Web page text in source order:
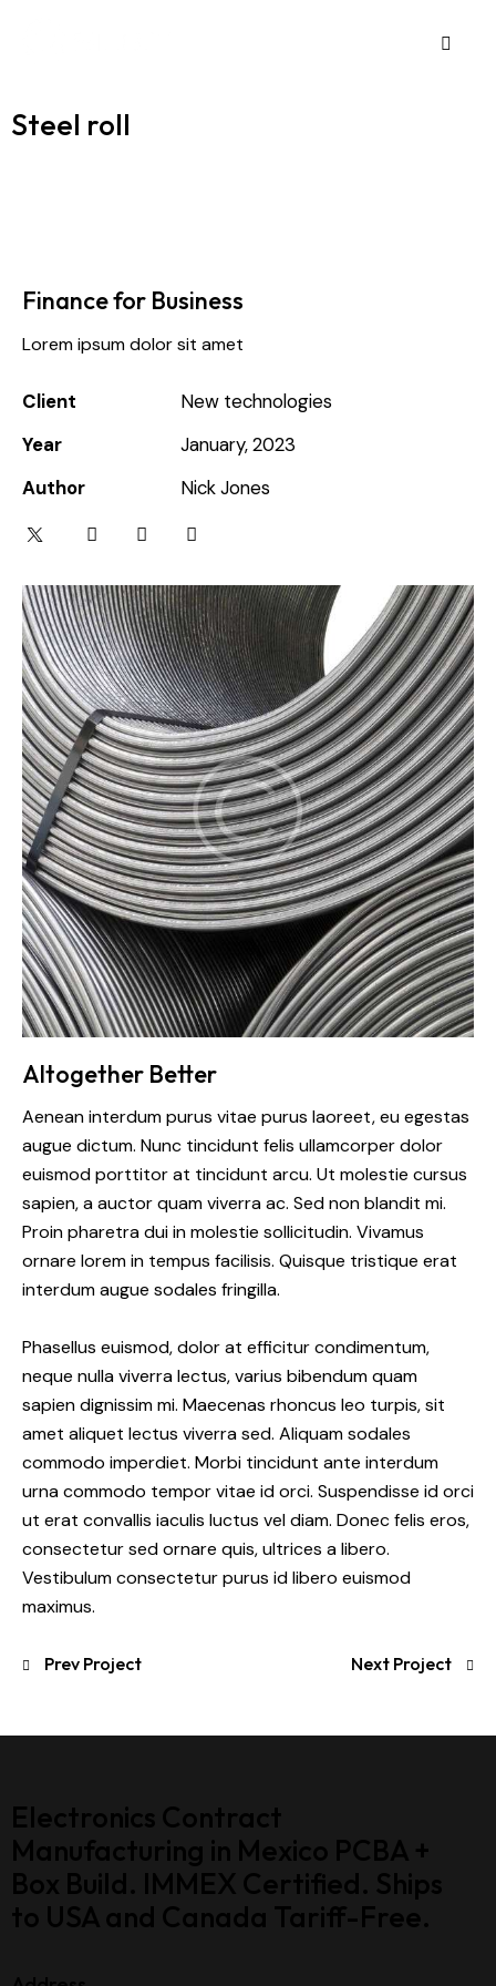
Steel roll
Finance for Business
Lorem ipsum dolor sit amet
Client
New technologies
Year
January, 2023
Author
Nick Jones
Altogether Better
Aenean interdum purus vitae purus laoreet, eu egestas
augue dictum. Nunc tincidunt felis ullamcorper dolor
euismod porttitor at tincidunt arcu. Ut molestie cursus
sapien, a auctor quam viverra ac. Sed non blandit mi.
Proin pharetra dui in molestie sollicitudin. Vivamus
ornare lorem in tempus facilisis. Quisque tristique erat
interdum augue sodales fringilla.
Phasellus euismod, dolor at efficitur condimentum,
neque nulla viverra lectus, varius bibendum quam
sapien dignissim mi. Maecenas rhoncus leo turpis, sit
amet aliquet lectus viverra sed. Aliquam sodales
commodo imperdiet. Morbi tincidunt ante interdum
urna commodo tempor vitae id orci. Suspendisse id orci
ut erat convallis iaculis luctus vel diam. Donec felis eros,
consectetur sed ornare quis, ultrices a libero.
Vestibulum consectetur purus id libero euismod
maximus.
Prev Project Next Project
Electronics Contract
Manufacturing in Mexico PCBA +
Box Build. IMMEX Certified. Ships
to USA and Canada Tariff-Free.